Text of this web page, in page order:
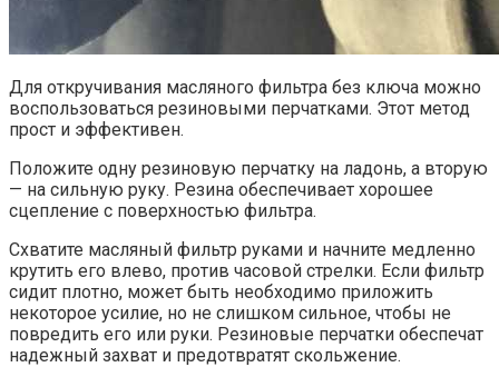
Для откручивания масляного фильтра без ключа можно
воспользоваться резиновыми перчатками. Этот метод
прост и эффективен.
Положите одну резиновую перчатку на ладонь, а вторую
— на сильную руку. Резина обеспечивает хорошее
сцепление с поверхностью фильтра.
Схватите масляный фильтр руками и начните медленно
крутить его влево, против часовой стрелки. Если фильтр
сидит плотно, может быть необходимо приложить
некоторое усилие, но не слишком сильное, чтобы не
повредить его или руки. Резиновые перчатки обеспечат
надежный захват и предотвратят скольжение.